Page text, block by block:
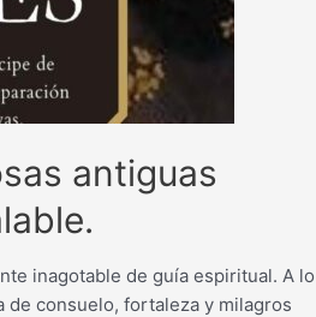
antiguas
inagotable de guía espiritual. A lo
consuelo, fortaleza y milagros